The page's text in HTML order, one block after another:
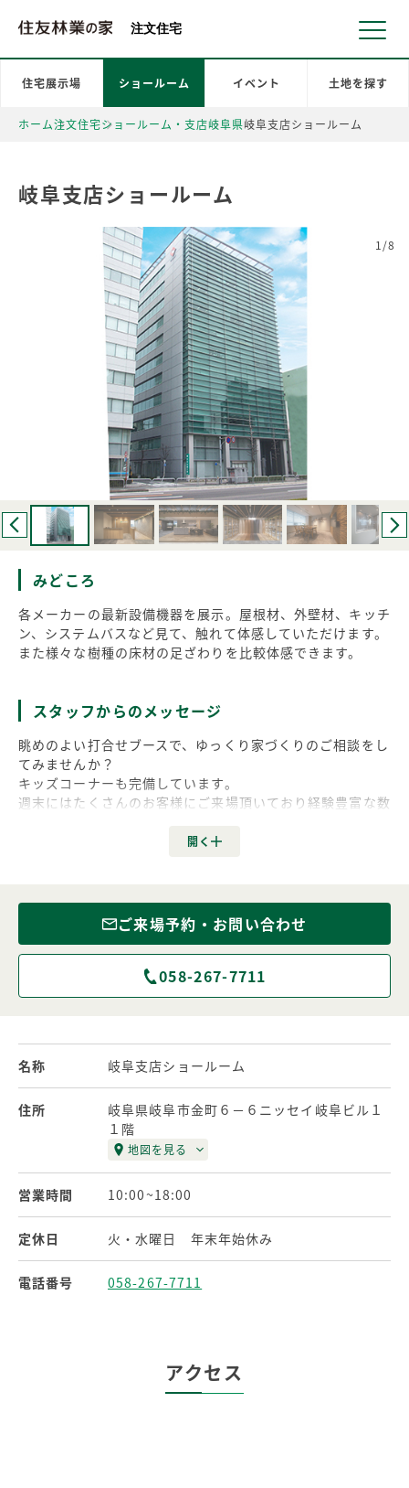
注文住宅
ホーム注文住宅ショールーム・支店岐阜県岐阜支店ショールーム
住宅展示場 ショールーム イベント 土地を探す
岐阜支店ショールーム
1/8
みどころ
各メーカーの最新設備機器を展示。屋根材、外壁材、キッチ
ン、システムバスなど見て、触れて体感していただけます。
また様々な樹種の床材の足ざわりを比較体感できます。
スタッフからのメッセージ
眺めのよい打合せブースで、ゆっくり家づくりのご相談をし
てみませんか？
キッズコーナーも完備しています。
週末にはたくさんのお客様にご来場頂いており経験豊富な数
ご来場予約・お問い合わせ
058-267-7711
名称 岐阜支店ショールーム
住所
岐阜県岐阜市金町６－６ニッセイ岐阜ビル１
１階
地図を見る
営業時間 10:00~18:00
定休日 火・水曜日 年末年始休み
電話番号 058-267-7711
アクセス